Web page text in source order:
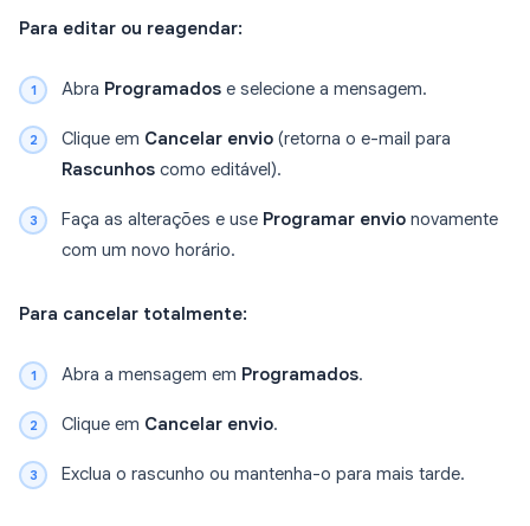
Para editar ou reagendar:
Abra Programados e selecione a mensagem.
Clique em Cancelar envio (retorna o e-mail para
Rascunhos como editável).
Faça as alterações e use Programar envio novamente
com um novo horário.
Para cancelar totalmente:
Abra a mensagem em Programados.
Clique em Cancelar envio.
Exclua o rascunho ou mantenha-o para mais tarde.